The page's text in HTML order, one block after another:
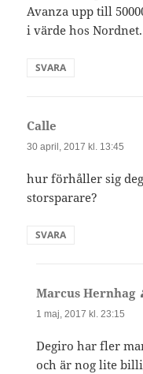
Avanza upp till
i värde hos Nordnet.
SVARA
Calle
30 april, 2017 kl. 13:45
hur förhåller sig
storsparare?
SVARA
Marcus Hernhag
1 maj, 2017 kl. 23:15
Degiro har fler
och är nog lite